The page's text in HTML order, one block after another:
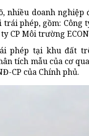
nhiều doanh
phép, gồm:
CP Môi trường
phép tại khu đất
tích mẫu của cơ
CP của Chính phủ.